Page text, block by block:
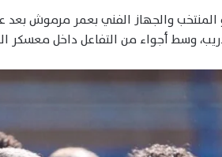
المنتخب والجهاز الفني بعمر مرموش بعد
وسط أجواء من التفاعل داخل معسكر